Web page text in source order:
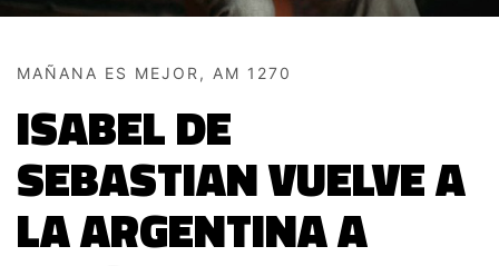
MAÑANA ES MEJOR, AM 1270
ISABEL DE
SEBASTIAN VUELVE A
LA ARGENTINA A